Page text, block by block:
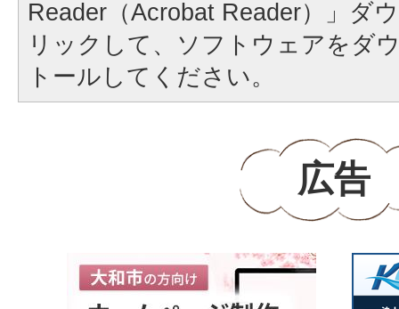
Reader（Acrobat Reader）」ダ
リックして、ソフトウェアをダ
トールしてください。
広告